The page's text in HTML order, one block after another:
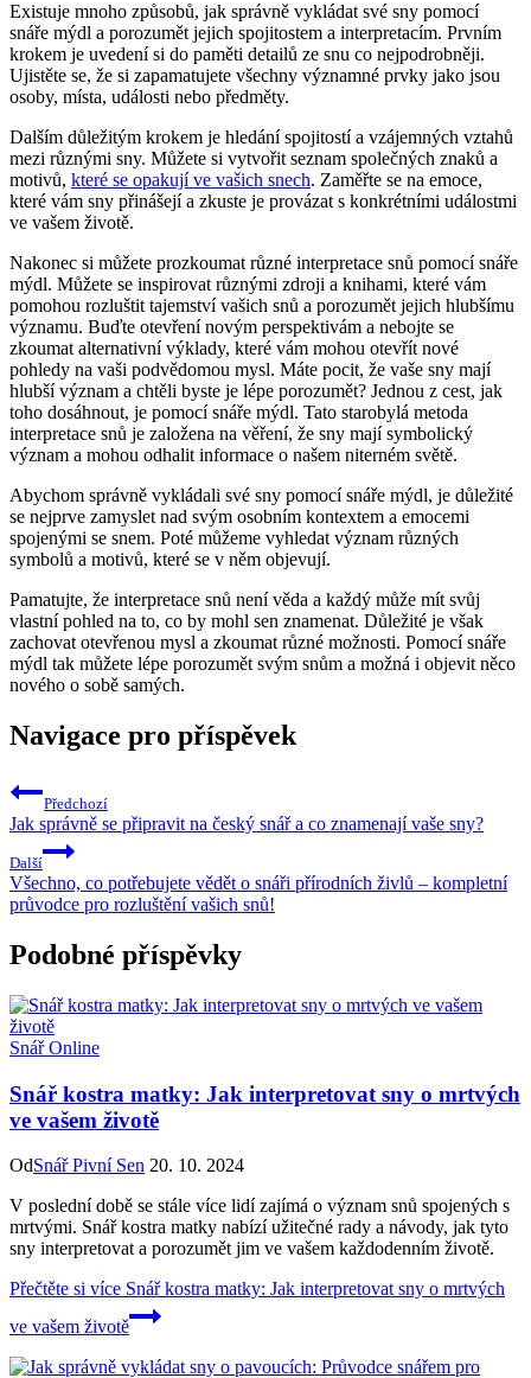
Existuje mnoho způsobů, jak správně vykládat své sny​ pomocí
snáře mýdl a‍ porozumět jejich‌ spojitostem‌ a interpretacím. Prvním
krokem je uvedení si do paměti detailů ze snu co nejpodrobněji.
Ujistěte se, že si zapamatujete všechny⁣ významné prvky jako ‍jsou
osoby,⁣ místa,⁣ události nebo předměty.
Dalším ‌důležitým krokem je hledání spojitostí a​ vzájemných ‌vztahů
mezi různými sny.‌ Můžete ‌si vytvořit ‍seznam společných znaků a
motivů, které se ​opakují ⁤ve vašich‌ snech. ⁣Zaměřte se na emoce,
které‌ vám sny přinášejí a‌ zkuste je ⁣provázat ‍s konkrétními událostmi‌
ve​ vašem životě.
Nakonec si můžete prozkoumat různé interpretace snů ⁢pomocí snáře
mýdl. Můžete‌ se ⁤inspirovat různými zdroji​ a ⁤knihami, které vám
pomohou rozluštit tajemství vašich snů a porozumět ⁣jejich hlubšímu
významu.⁢ Buďte otevření ⁣novým ‌perspektivám ⁢a nebojte se
⁣zkoumat alternativní‍ výklady, které⁣ vám mohou‍ otevřít nové
pohledy na⁣ vaši podvědomou mysl. Máte pocit, že vaše sny ‍mají
hlubší význam⁣ a chtěli ⁢byste je lépe⁤ porozumět? Jednou‍ z​ cest, ⁤jak
toho⁢ dosáhnout, je ​pomocí snáře mýdl. Tato starobylá metoda
interpretace snů je založena na ‍věření, že sny mají symbolický
význam a ‍mohou odhalit⁣ informace‍ o našem niterném světě.
Abychom správně vykládali své​ sny⁤ pomocí snáře mýdl, je důležité⁤
se⁣ nejprve zamyslet nad ‌svým osobním ​kontextem a emocemi
spojenými se snem. Poté⁢ můžeme vyhledat význam‌ různých
symbolů a motivů, které se v něm objevují.
Pamatujte, že interpretace snů není věda a každý může ​mít svůj
vlastní pohled na to, co by ⁤mohl sen znamenat.⁤ Důležité je však
zachovat otevřenou ‌mysl a ‍zkoumat ⁤různé možnosti. Pomocí snáře
mýdl ‌tak⁤ můžete lépe porozumět svým snům a možná i objevit něco‌
nového o sobě samých. ⁤
Navigace pro příspěvek
Předchozí
Jak správně se připravit na český snář a co znamenají vaše sny?
Další
Všechno, co potřebujete vědět o snáři přírodních živlů – kompletní
průvodce pro rozluštění vašich snů!
Podobné příspěvky
Snář Online
Snář kostra matky: Jak interpretovat sny o mrtvých
ve vašem životě
OdSnář Pivní Sen 20. 10. 2024
V poslední době se stále více lidí zajímá o význam snů spojených s
mrtvými. Snář kostra matky nabízí užitečné rady a návody, jak tyto
sny interpretovat a porozumět jim ve vašem každodenním životě.
Přečtěte si více Snář kostra matky: Jak interpretovat sny o mrtvých
ve vašem životě